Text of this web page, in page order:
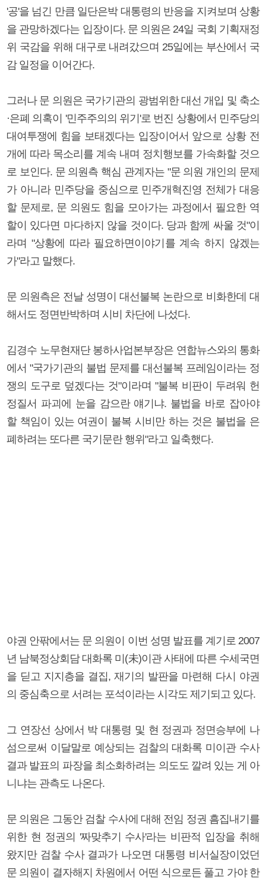
'공'을 넘긴 만큼 일단은박 대통령의 반응을 지켜보며 상황
을 관망하겠다는 입장이다. 문 의원은 24일 국회 기획재정
위 국감을 위해 대구로 내려갔으며 25일에는 부산에서 국
감 일정을 이어간다.
그러나 문 의원은 국가기관의 광범위한 대선 개입 및 축소
·은폐 의혹이 '민주주의의 위기'로 번진 상황에서 민주당의
대여투쟁에 힘을 보태겠다는 입장이어서 앞으로 상황 전
개에 따라 목소리를 계속 내며 정치행보를 가속화할 것으
로 보인다. 문 의원측 핵심 관계자는 "문 의원 개인의 문제
가 아니라 민주당을 중심으로 민주개혁진영 전체가 대응
할 문제로, 문 의원도 힘을 모아가는 과정에서 필요한 역
할이 있다면 마다하지 않을 것이다. 당과 함께 싸울 것"이
라며 "상황에 따라 필요하면이야기를 계속 하지 않겠는
가"라고 말했다.
문 의원측은 전날 성명이 대선불복 논란으로 비화한데 대
해서도 정면반박하며 시비 차단에 나섰다.
김경수 노무현재단 봉하사업본부장은 연합뉴스와의 통화
에서 "국가기관의 불법 문제를 대선불복 프레임이라는 정
쟁의 도구로 덮겠다는 것"이라며 "불복 비판이 두려워 헌
정질서 파괴에 눈을 감으란 얘기냐. 불법을 바로 잡아야
할 책임이 있는 여권이 불복 시비만 하는 것은 불법을 은
폐하려는 또다른 국기문란 행위"라고 일축했다.
야권 안팎에서는 문 의원이 이번 성명 발표를 계기로 2007
년 남북정상회담 대화록 미(未)이관 사태에 따른 수세국면
을 딛고 지지층을 결집, 재기의 발판을 마련해 다시 야권
의 중심축으로 서려는 포석이라는 시각도 제기되고 있다.
그 연장선 상에서 박 대통령 및 현 정권과 정면승부에 나
섬으로써 이달말로 예상되는 검찰의 대화록 미이관 수사
결과 발표의 파장을 최소화하려는 의도도 깔려 있는 게 아
니냐는 관측도 나온다.
문 의원은 그동안 검찰 수사에 대해 전임 정권 흠집내기를
위한 현 정권의 '짜맞추기 수사'라는 비판적 입장을 취해
왔지만 검찰 수사 결과가 나오면 대통령 비서실장이었던
문 의원이 결자해지 차원에서 어떤 식으로든 풀고 가야 한